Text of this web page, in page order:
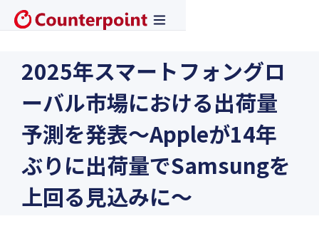
2025年スマートフォングロ
ーバル市場における出荷量
予測を発表〜Appleが14年
ぶりに出荷量でSamsungを
上回る見込みに〜